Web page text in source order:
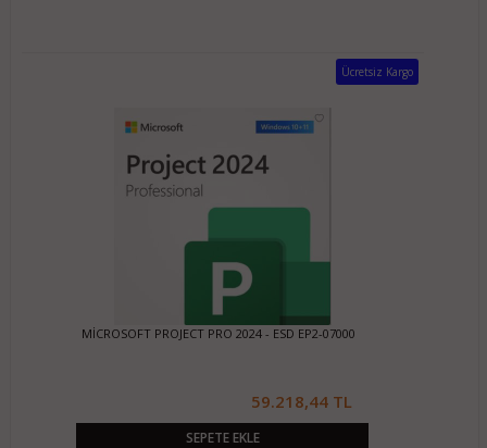
Ücretsiz Kargo
MİCROSOFT PROJECT PRO 2024 - ESD EP2-07000
59.218,44 TL
SEPETE EKLE